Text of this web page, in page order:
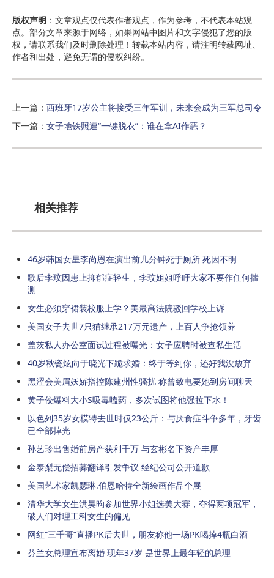
版权声明 ：文章观点仅代表作者观点，作为参考，不代表本站观
点。部分文章来源于网络，如果网站中图片和文字侵犯了您的版
权，请联系我们及时删除处理！转载本站内容，请注明转载网址、
作者和出处，避免无谓的侵权纠纷。
上一篇： 西班牙17岁公主将接受三年军训，未来会成为三军总司令
下一篇： 女子地铁照遭“一键脱衣”：谁在拿AI作恶？
相关推荐
46岁韩国女星李尚恩在演出前几分钟死于厕所 死因不明
歌后李玟因患上抑郁症轻生，李玟姐姐呼吁大家不要作任何揣
测
女生必须穿裙装校服上学？美最高法院驳回学校上诉
美国女子去世7只猫继承217万元遗产，上百人争抢领养
盖茨私人办公室面试过程被曝光：女子应聘时被查私生活
40岁秋瓷炫向于晓光下跪求婚：终于等到你，还好我没放弃
黑涩会美眉妖娇指控陈建州性骚扰 称曾致电要她到房间聊天
黄子佼爆料大小S吸毒嗑药，多次试图将他强拉下水！
以色列35岁女模特去世时仅23公斤：与厌食症斗争多年，牙齿
已全部掉光
孙艺珍出售婚前房产获利千万 与玄彬名下资产丰厚
金泰梨无偿招募翻译引发争议 经纪公司公开道歉
美国艺术家凯瑟琳.伯恩哈特全新绘画作品个展
清华大学女生洪昊昀参加世界小姐选美大赛，夺得两项冠军，
破人们对理工科女生的偏见
网红“三千哥”直播PK后去世，朋友称他一场PK喝掉4瓶白酒
芬兰女总理宣布离婚 现年37岁 是世界上最年轻的总理